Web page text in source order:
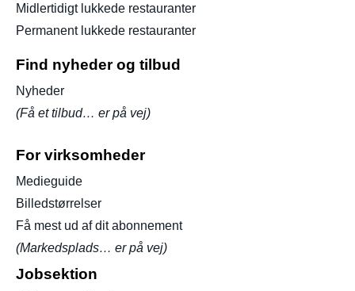
Midlertidigt lukkede restauranter
Permanent lukkede restauranter
Find nyheder og tilbud
Nyheder
(Få et tilbud… er på vej)
For virksomheder
Medieguide
Billedstørrelser
Få mest ud af dit abonnement
(Markedsplads… er på vej)
Jobsektion